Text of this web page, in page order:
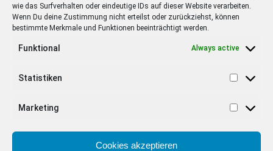
wie das Surfverhalten oder eindeutige IDs auf dieser Website verarbeiten.
Wenn Du deine Zustimmung nicht erteilst oder zurückziehst, können
bestimmte Merkmale und Funktionen beeinträchtigt werden.
Funktional Always active
Statistiken
Marketing
Cookies akzeptieren
STARS 4 years ago
Barbara Schöneberger Moderatorin
von “Verstehen Sie Spaß?”